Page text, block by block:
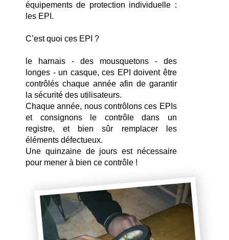
équipements de protection individuelle :
les EPI.
C’est quoi ces EPI ?
le harnais - des mousquetons - des
longes - un casque, ces EPI doivent être
contrôlés chaque année afin de garantir
la sécurité des utilisateurs.
Chaque année, nous contrôlons ces EPIs
et consignons le contrôle dans un
registre, et bien sûr remplacer les
éléments défectueux.
Une quinzaine de jours est nécessaire
pour mener à bien ce contrôle !